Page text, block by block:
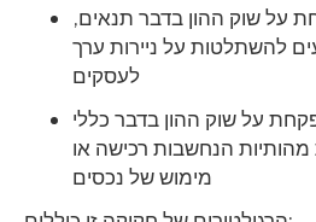
על שוק ההון בדבר תנאים,
להשתלטות על ניירות ערך
לעסקים
על שוק ההון בדבר כללי
הנחשבות רכישה או
מימוש של נכסים